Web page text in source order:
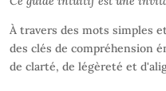
À travers des mots simples
des clés de compréhension
de clarté, de légèreté et